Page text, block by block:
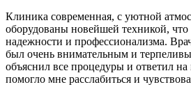
Клиника современная, с уютной
оборудованы новейшей техникой,
надежности и профессионализма.
был очень внимательным и
объяснил все процедуры и ответил
помогло мне расслабиться и